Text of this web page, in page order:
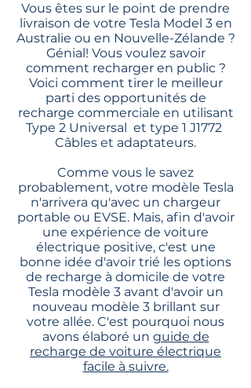
Vous êtes sur le point de prendre
livraison de votre Tesla Model 3 en
Australie ou en Nouvelle-Zélande ?
Génial! Vous voulez savoir
comment recharger en public ?
Voici comment tirer le meilleur
parti des opportunités de
recharge commerciale en utilisant
Type 2 Universal
et type 1 J1772
Câbles et adaptateurs.
Comme vous le savez
probablement, votre modèle Tesla
n'arrivera qu'avec un chargeur
portable ou EVSE. Mais, afin d'avoir
une expérience de voiture
électrique positive, c'est une
bonne idée d'avoir trié les options
de recharge à domicile de votre
Tesla modèle 3 avant d'avoir un
nouveau modèle 3 brillant sur
votre allée. C'est pourquoi nous
avons élaboré un guide de
recharge de voiture électrique
facile à suivre.